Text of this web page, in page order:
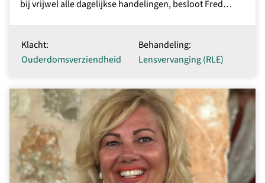
bij vrijwel alle dagelijkse handelingen, besloot Fred…
Klacht:
Ouderdomsverziendheid
Behandeling:
Lensvervanging (RLE)